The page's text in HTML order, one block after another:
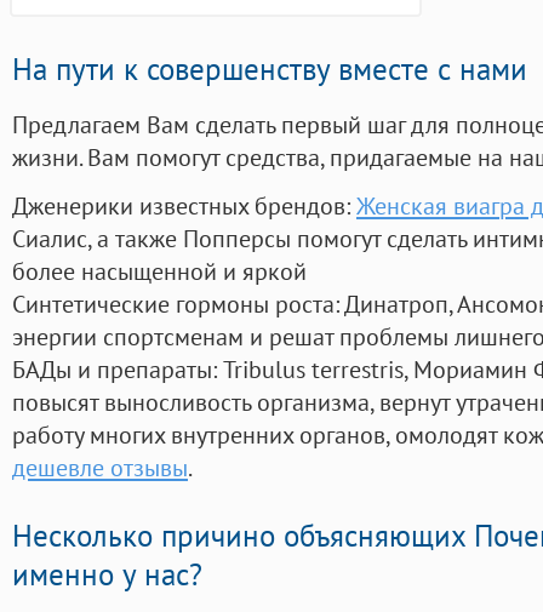
На пути к совершенству вместе с нами
Предлагаем Вам сделать первый шаг для
жизни. Вам помогут средства, придагаемые на
Дженерики известных брендов:Женская виагра
Сиалис, а также Попперсы помогут сделать
более насыщенной и яркой
Синтетические гормоны роста: Динатроп,
энергии спортсменам и решат проблемы
БАДы и препараты:Tribulus terrestris, Мориамин
повысят выносливость организма, вернут
работу многих внутренних органов, омолодят
дешевле отзывы.
Несколько причино объясняющих
именно у нас?